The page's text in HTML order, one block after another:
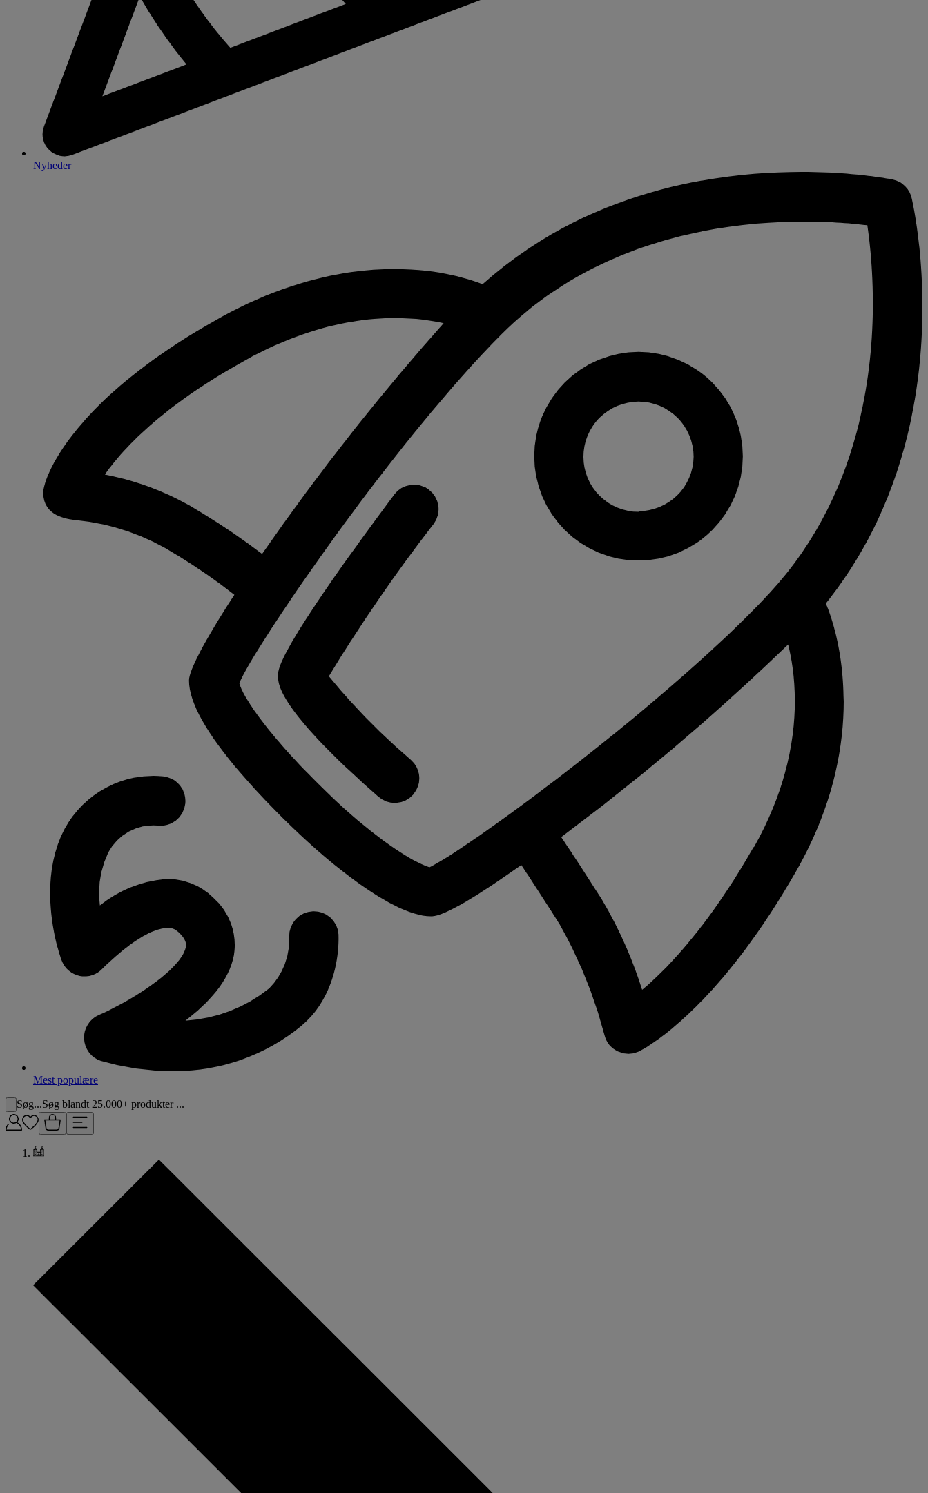
Nyheder
Mest populære
Søg...Søg blandt 25.000+ produkter ...